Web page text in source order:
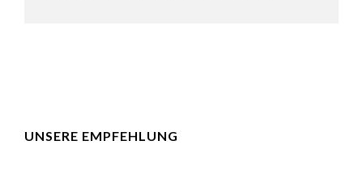
UNSERE EMPFEHLUNG